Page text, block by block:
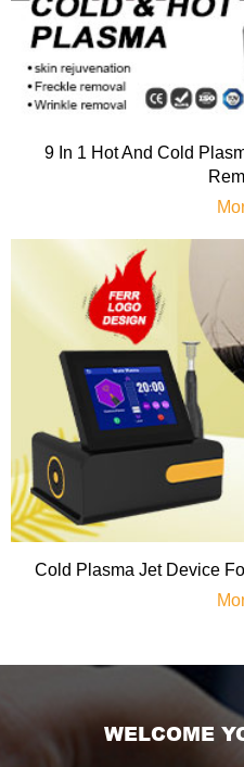
9 In 1 Hot And Cold
Cold Plasma Jet Device
WELCOME